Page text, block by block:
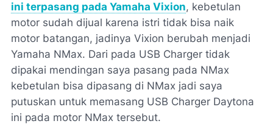
ini terpasang pada Yamaha Vixion, kebetulan
motor sudah dijual karena istri tidak bisa naik
motor batangan, jadinya Vixion berubah menjadi
Yamaha NMax. Dari pada USB Charger tidak
dipakai mendingan saya pasang pada NMax
kebetulan bisa dipasang di NMax jadi saya
putuskan untuk memasang USB Charger Daytona
ini pada motor NMax tersebut.